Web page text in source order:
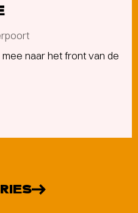
naar het front van de